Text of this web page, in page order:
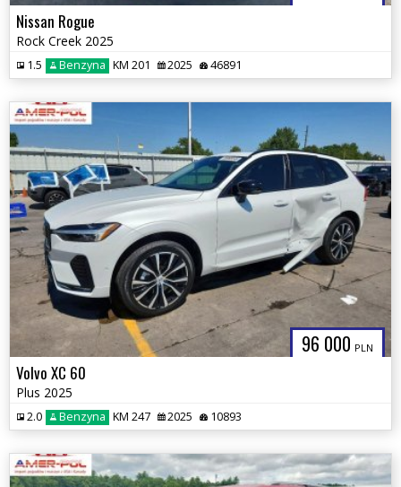
Nissan Rogue
Rock Creek 2025
1.5 Benzyna KM 201 2025 46891
96 000 PLN
Volvo XC 60
Plus 2025
2.0 Benzyna KM 247 2025 10893